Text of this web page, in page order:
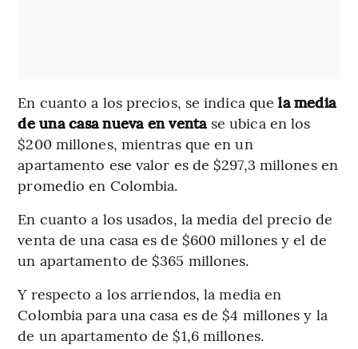
En cuanto a los precios, se indica quela media
de una casa nueva en venta se ubica en los
$200 millones, mientras que en un
apartamento ese valor es de $297,3 millones en
promedio en Colombia.
En cuanto a los usados, la media del precio de
venta de una casa es de $600 millones y el de
un apartamento de $365 millones.
Y respecto a los arriendos, la media en
Colombia para una casa es de $4 millones y la
de un apartamento de $1,6 millones.